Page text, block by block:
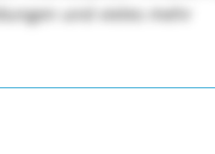
und vieles mehr